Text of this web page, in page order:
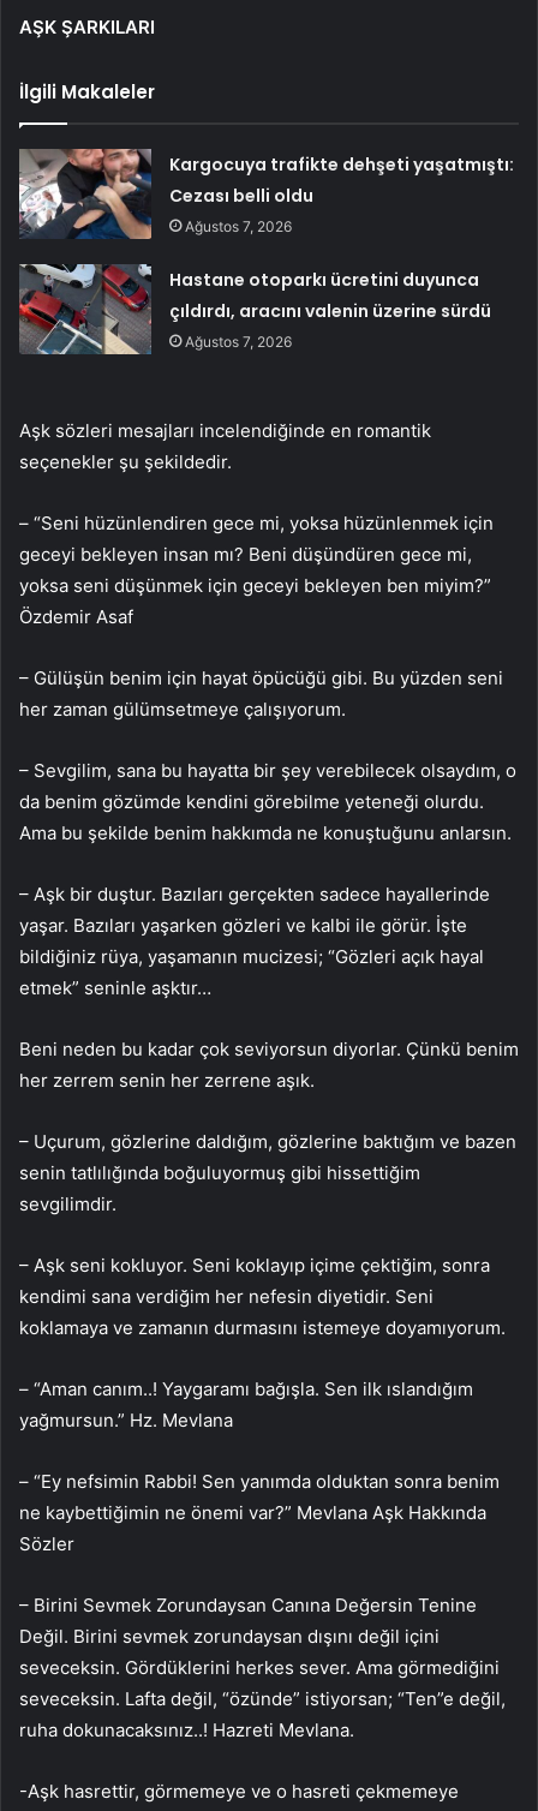
AŞK ŞARKILARI
İlgili Makaleler
Kargocuya trafikte dehşeti yaşatmıştı:
Cezası belli oldu
Ağustos 7, 2026
Hastane otoparkı ücretini duyunca
çıldırdı, aracını valenin üzerine sürdü
Ağustos 7, 2026
Aşk sözleri mesajları incelendiğinde en romantik
seçenekler şu şekildedir.
– “Seni hüzünlendiren gece mi, yoksa hüzünlenmek için
geceyi bekleyen insan mı? Beni düşündüren gece mi,
yoksa seni düşünmek için geceyi bekleyen ben miyim?”
Özdemir Asaf
– Gülüşün benim için hayat öpücüğü gibi. Bu yüzden seni
her zaman gülümsetmeye çalışıyorum.
– Sevgilim, sana bu hayatta bir şey verebilecek olsaydım, o
da benim gözümde kendini görebilme yeteneği olurdu.
Ama bu şekilde benim hakkımda ne konuştuğunu anlarsın.
– Aşk bir duştur. Bazıları gerçekten sadece hayallerinde
yaşar. Bazıları yaşarken gözleri ve kalbi ile görür. İşte
bildiğiniz rüya, yaşamanın mucizesi; “Gözleri açık hayal
etmek” seninle aşktır…
Beni neden bu kadar çok seviyorsun diyorlar. Çünkü benim
her zerrem senin her zerrene aşık.
– Uçurum, gözlerine daldığım, gözlerine baktığım ve bazen
senin tatlılığında boğuluyormuş gibi hissettiğim
sevgilimdir.
– Aşk seni kokluyor. Seni koklayıp içime çektiğim, sonra
kendimi sana verdiğim her nefesin diyetidir. Seni
koklamaya ve zamanın durmasını istemeye doyamıyorum.
– “Aman canım..! Yaygaramı bağışla. Sen ilk ıslandığım
yağmursun.” Hz. Mevlana
– “Ey nefsimin Rabbi! Sen yanımda olduktan sonra benim
ne kaybettiğimin ne önemi var?” Mevlana Aşk Hakkında
Sözler
– Birini Sevmek Zorundaysan Canına Değersin Tenine
Değil. Birini sevmek zorundaysan dışını değil içini
seveceksin. Gördüklerini herkes sever. Ama görmediğini
seveceksin. Lafta değil, “özünde” istiyorsan; “Ten”e değil,
ruha dokunacaksınız..! Hazreti Mevlana.
-Aşk hasrettir, görmemeye ve o hasreti çekmemeye